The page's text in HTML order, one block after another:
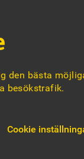
den bästa
besökstrafik.
Cookie